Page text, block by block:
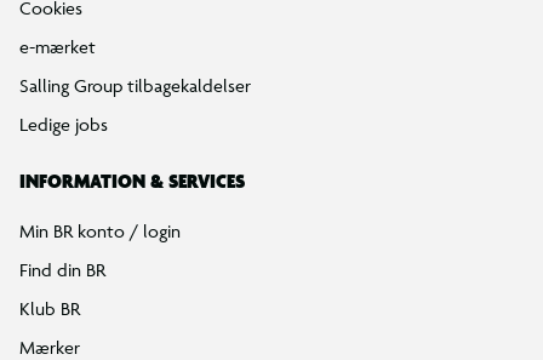
Cookies
e-mærket
Salling Group tilbagekaldelser
Ledige jobs
INFORMATION & SERVICES
Min BR konto / login
Find din BR
Klub BR
Mærker